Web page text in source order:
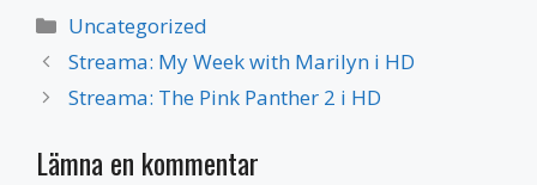
Kategorier
Uncategorized
Streama: My Week with Marilyn i HD
Streama: The Pink Panther 2 i HD
Lämna en kommentar